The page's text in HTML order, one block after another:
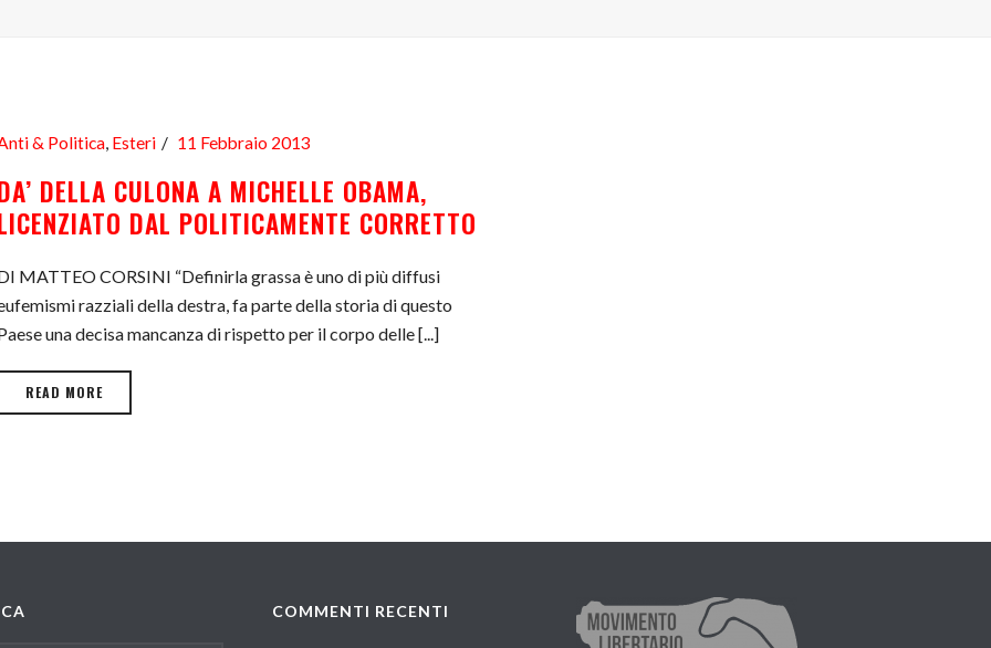
& Politica, Esteri 11 Febbraio 2013
DELLA CULONA A MICHELLE OBAMA,
DAL POLITICAMENTE CORRETTO
MATTEO CORSINI “Definirla grassa è uno di più diffusi
razziali della destra, fa parte della storia di questo
una decisa mancanza di rispetto per il corpo delle [...]
READ MORE
COMMENTI RECENTI